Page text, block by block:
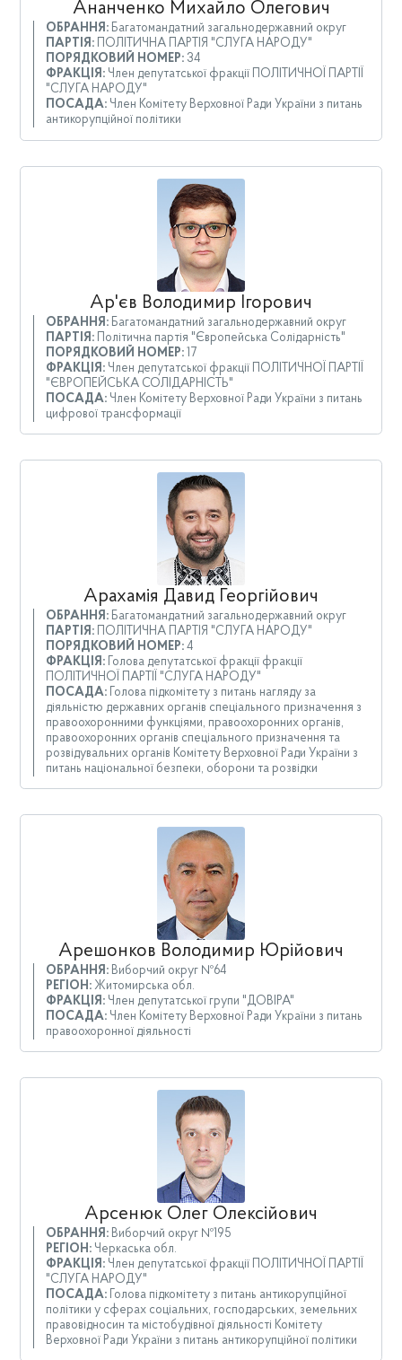
Ананченко Михайло Олегович
ОБРАННЯ:Багатомандатний загальнодержавний округ
ПАРТІЯ:ПОЛІТИЧНА ПАРТІЯ "СЛУГА НАРОДУ"
ПОРЯДКОВИЙ НОМЕР:34
ФРАКЦІЯ:Член депутатської фракції ПОЛІТИЧНОЇ ПАРТІЇ
"СЛУГА НАРОДУ"
ПОСАДА:Член Комітету Верховної Ради України з питань
антикорупційної політики
Ар'єв Володимир Ігорович
ОБРАННЯ:Багатомандатний загальнодержавний округ
ПАРТІЯ:Політична партія "Європейська Солідарність"
ПОРЯДКОВИЙ НОМЕР:17
ФРАКЦІЯ:Член депутатської фракції ПОЛІТИЧНОЇ ПАРТІЇ
"ЄВРОПЕЙСЬКА СОЛІДАРНІСТЬ"
ПОСАДА:Член Комітету Верховної Ради України з питань
цифрової трансформації
Арахамія Давид Георгійович
ОБРАННЯ:Багатомандатний загальнодержавний округ
ПАРТІЯ:ПОЛІТИЧНА ПАРТІЯ "СЛУГА НАРОДУ"
ПОРЯДКОВИЙ НОМЕР:4
ФРАКЦІЯ:Голова депутатської фракції фракції
ПОЛІТИЧНОЇ ПАРТІЇ "СЛУГА НАРОДУ"
ПОСАДА:Голова підкомітету з питань нагляду за
діяльністю державних органів спеціального призначення з
правоохоронними функціями, правоохоронних органів,
правоохоронних органів спеціального призначення та
розвідувальних органів Комітету Верховної Ради України з
питань національної безпеки, оборони та розвідки
Арешонков Володимир Юрійович
ОБРАННЯ:Виборчий округ №64
РЕГІОН:Житомирська обл.
ФРАКЦІЯ:Член депутатської групи "ДОВІРА"
ПОСАДА:Член Комітету Верховної Ради України з питань
правоохоронної діяльності
Арсенюк Олег Олексійович
ОБРАННЯ:Виборчий округ №195
РЕГІОН:Черкаська обл.
ФРАКЦІЯ:Член депутатської фракції ПОЛІТИЧНОЇ ПАРТІЇ
"СЛУГА НАРОДУ"
ПОСАДА:Голова підкомітету з питань антикорупційної
політики у сферах соціальних, господарських, земельних
правовідносин та містобудівної діяльності Комітету
Верховної Ради України з питань антикорупційної політики